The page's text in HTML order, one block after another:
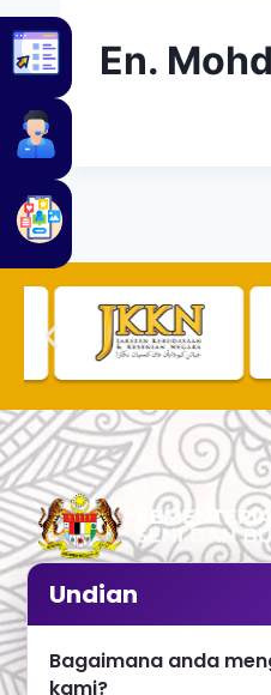
En.
No. 2, Menara 1,
+603 8000 8000
Undian
Bagaimana anda
kami?